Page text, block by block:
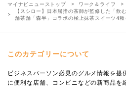
マイナビニューストップ ワーク＆ライフ
【スシロー】日本屈指の茶師が監修した「飲
舗茶舗「森半」コラボの極上抹茶スイーツ4種
このカテゴリーについて
ビジネスパーソン必見のグルメ情報を
に便利な店舗、コンビニなどの新商品を